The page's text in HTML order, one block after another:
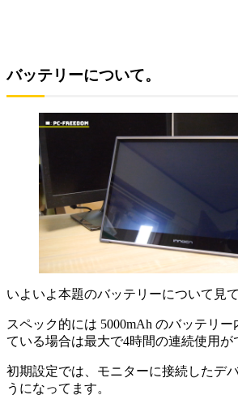
バッテリーについて。
いよいよ本題のバッテリーについて見て
スペック的には 5000mAh のバッテリ
ている場合は最大で4時間の連続使用 が
初期設定では、 モニターに接続したデ
うになってます。